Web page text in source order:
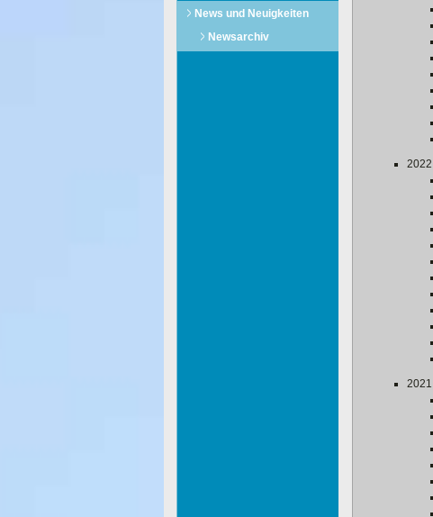
News und Neuigkeiten
Newsarchiv
2022
2021